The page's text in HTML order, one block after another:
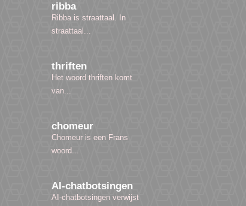
ribba
Ribba is straattaal. In
straattaal...
thriften
Het woord thriften komt
van...
chomeur
Chomeur is een Frans
woord...
AI-chatbotsingen
AI-chatbotsingen verwijst